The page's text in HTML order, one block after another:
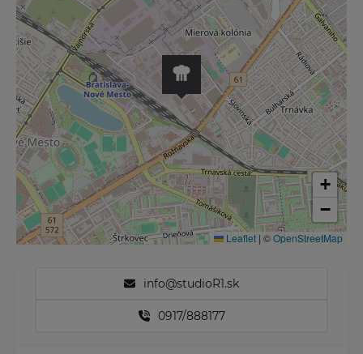
info@studioR1.sk
0917/888177
+
−
Leaflet | ©OpenStreetMap